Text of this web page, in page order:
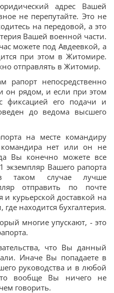
адрес Вашей
не перепутайте. Это не
на передовой, а это
Вашей военной части.
можете под Авдеевкой, а
при этом в Житомире.
отправлять в Житомир.
рапорт непосредственно
он рядом, и если при этом
фиксацией его подачи и
до ведома высшего
на месте командиру
нет или он не
Вы конечно можете все
экземпляр Вашего рапорта
случае лучше
отправить по почте
курьерской доставкой на
находится бухгалтерия.
многие упускают, - это
что Вы данный
Иначе Вы попадаете в
руководства и в любой
вообще Вы ничего не
говорить.